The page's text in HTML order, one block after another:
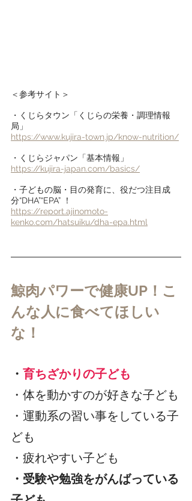
＜参考サイト＞
・くじらタウン「くじらの栄養・調理情報
局」
https://www.kujira-town.jp/know-nutrition/
・くじらジャパン「基本情報」
https://kujira-japan.com/basics/
・子どもの脳・目の発育に、役だつ注目成
分“DHA”“EPA” ！
https://report.ajinomoto-
kenko.com/hatsuiku/dha-epa.html
鯨肉パワーで健康UP！こ
んな人に食べてほしい
な！
・ 育ちざかりの子ども
・体を動かすのが好きな子ども
・運動系の習い事をしている子
ども
・疲れやすい子ども
・受験や勉強をがんばっている